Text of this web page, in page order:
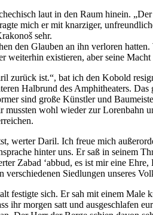
laut in den Raum hinein.
mich er mit knarziger,
sehr.
den Glauben an ihn verloren
weiterhin existieren, aber seine
zurück ist.“, bat ich den Kobold
Halbrund des Amphitheaters.
sind große Künstler und
wohl wieder zur Lorenbahn
werter Daril. Ich freue mich
hinter uns. Er saß in seinem
Zabad ‘abbud, es ist mir eine
verschiedenen Siedlungen unseres
festigte sich. Er sah mit einem
ihr morgen satt und ausgeschlafen